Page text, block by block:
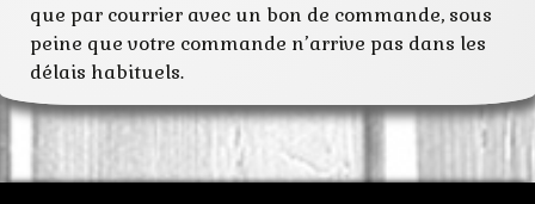
que par courrier avec un bon de commande, sous
peine que votre commande n’arrive pas dans les
délais habituels.